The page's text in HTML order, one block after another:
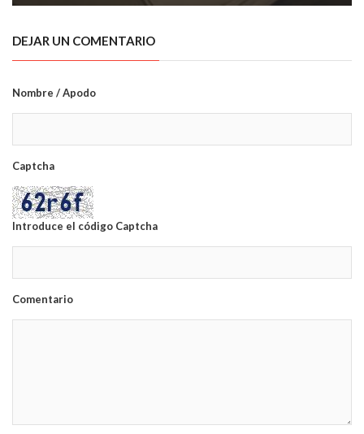
DEJAR UN COMENTARIO
Nombre / Apodo
Captcha
Introduce el código Captcha
Comentario